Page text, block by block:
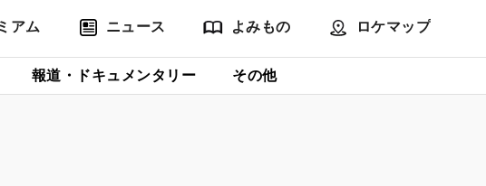
アム ニュース よみもの ロケマップ
報道・ドキュメンタリー その他